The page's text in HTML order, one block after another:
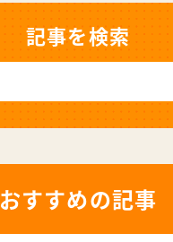
記事を検索
おすすめの記事